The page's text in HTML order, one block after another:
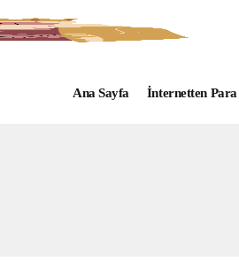
Ana Sayfa İnternetten